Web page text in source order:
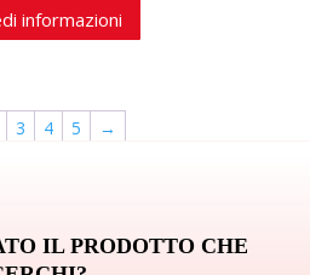
informazioni
3 4 5 →
IL PRODOTTO CHE